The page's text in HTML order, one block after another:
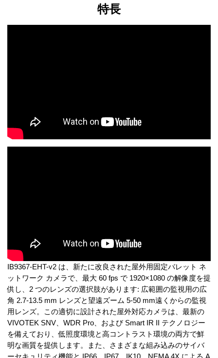
特長
IB9367-EHT-v2 は、新たに改良された屋外用固定バレット ネ
ットワーク カメラで、最大 60 fps で 1920×1080 の解像度を提
供し、2 つのレンズの選択肢があります: 広範囲の監視用の広
角 2.7-13.5 mm レンズと望遠ズーム 5-50 mm遠くからの監視
用レンズ。この適切に設計された屋外対応カメラは、最新の
VIVOTEK SNV、WDR Pro、および Smart IR II テクノロジー
を備えており、低照度環境と高コントラスト環境の両方で鮮
明な画質を提供します。また、さまざまな組み込みのサイバ